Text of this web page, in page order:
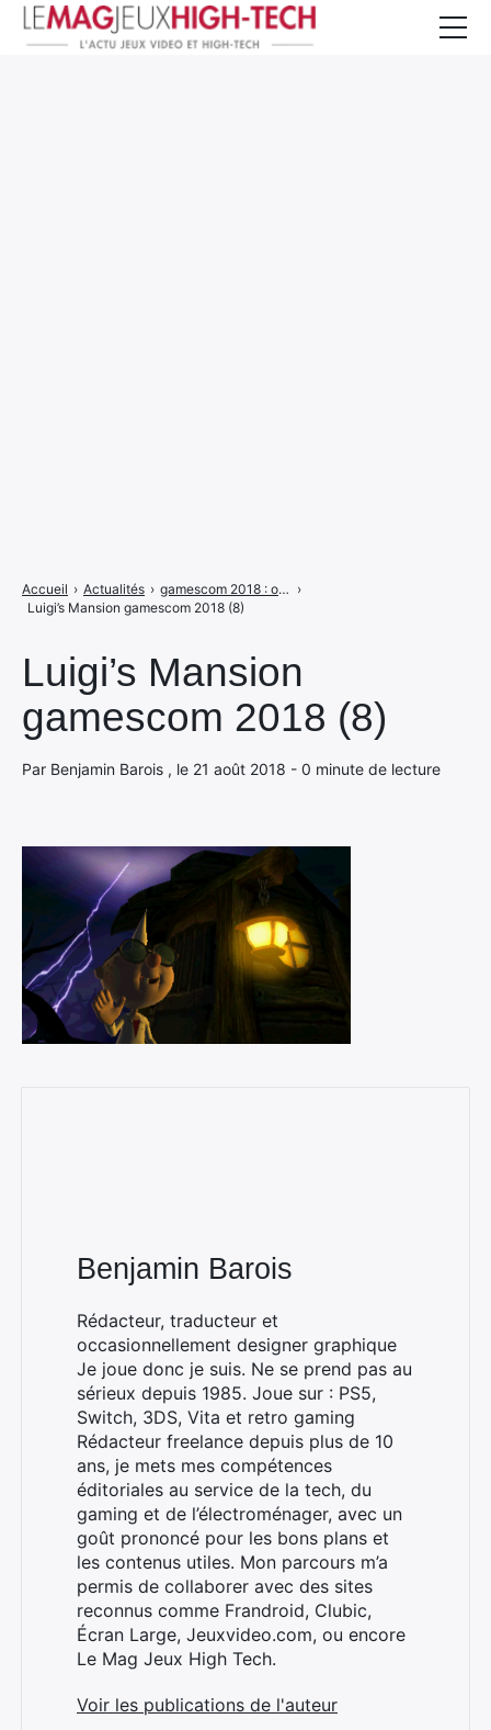
Luigi’s Mansion
gamescom 2018 (8)
Par Benjamin Barois , le 21 août 2018 - 0 minute de lecture
Accueil › Actualités › gamescom 2018 : on a une date de sortie pour Luigi's Mansion ›
Luigi’s Mansion gamescom 2018 (8)
Benjamin Barois
Rédacteur, traducteur et
occasionnellement designer graphique
Je joue donc je suis. Ne se prend pas au
sérieux depuis 1985. Joue sur : PS5,
Switch, 3DS, Vita et retro gaming
Rédacteur freelance depuis plus de 10
ans, je mets mes compétences
éditoriales au service de la tech, du
gaming et de l’électroménager, avec un
goût prononcé pour les bons plans et
les contenus utiles. Mon parcours m’a
permis de collaborer avec des sites
reconnus comme Frandroid, Clubic,
Écran Large, Jeuxvideo.com, ou encore
Le Mag Jeux High Tech.
Voir les publications de l'auteur